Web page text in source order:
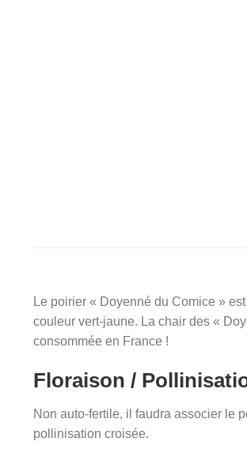
Le poirier « Doyenné du Comice »
couleur vert-jaune. La chair des «
consommée en France !
Floraison /
Non auto-fertile, il faudra associer le
pollinisation croisée.